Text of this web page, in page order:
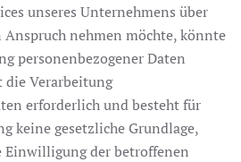
unseres Unternehmens über
nehmen möchte, könnte
personenbezogener Daten
die Verarbeitung
erforderlich und besteht für
keine gesetzliche Grundlage,
der betroffenen